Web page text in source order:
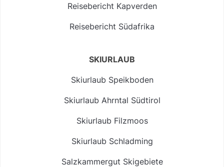
Reisebericht Kapverden
Reisebericht Südafrika
SKIURLAUB
Skiurlaub Speikboden
Skiurlaub Ahrntal Südtirol
Skiurlaub Filzmoos
Skiurlaub Schladming
Salzkammergut Skigebiete